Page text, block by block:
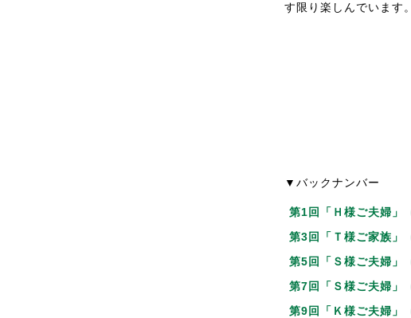
す限り楽しんでいます
▼バックナンバー
第1回「Ｈ様ご夫婦」
第3回「Ｔ様ご家族」
第5回「Ｓ様ご夫婦」
第7回「Ｓ様ご夫婦」
第9回「Ｋ様ご夫婦」